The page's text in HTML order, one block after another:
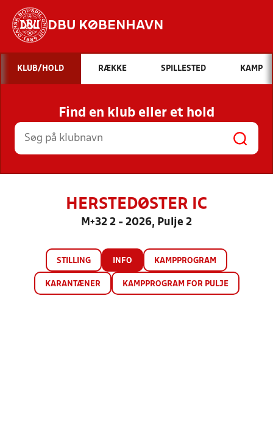
DBU KØBENHAVN
Hvad vil du søge efter?
INDHOLD OG NYHEDER
STILLINGER, RESULTATER, KLUBBER OG
HOLD
KLUB/HOLD RÆKKE SPILLESTED KAMP
Find en klub eller et hold
HERSTEDØSTER IC
M+32 2 - 2026, Pulje 2
STILLING INFO KAMPPROGRAM
KARANTÆNER KAMPPROGRAM FOR PULJE